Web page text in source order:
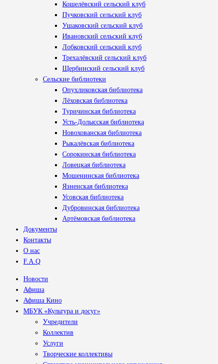
Кошелёвский сельский клуб
Пучковский сельский клуб
Ушаковский сельский клуб
Ивановский сельский клуб
Лобковский сельский клуб
Трехалёвский сельский клуб
Щербинский сельский клуб
Сельские библиотеки
Опухликовская библиотека
Лёховская библиотека
Туричинская библиотека
Усть-Долысская библиотека
Новохованская библиотека
Рыкалёвская библиотека
Сорокинская библиотека
Ловецкая библиотека
Мошенинская библиотека
Язненская библиотека
Усовская библиотека
Дубровинская библиотека
Артёмовская библиотека
Документы
Контакты
О нас
F.A.Q
Новости
Афиша
Афиша Кино
МБУК «Культура и досуг»
Учредители
Коллектив
Услуги
Творческие коллективы